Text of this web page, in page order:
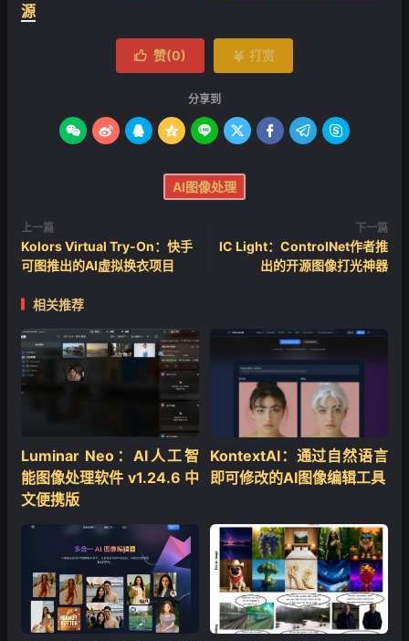
源
 赞(0)  打赏
分享到
        
AI图像处理
上一篇
Kolors Virtual Try-On：快手
可图推出的AI虚拟换衣项目
下一篇
IC Light：ControINet作者推
出的开源图像打光神器
相关推荐
Luminar Neo：AI人工智
能图像处理软件 v1.24.6 中
文便携版
KontextAI：通过自然语言
即可修改的AI图像编辑工具